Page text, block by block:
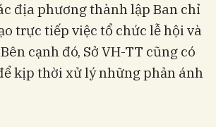
địa phương thành lập Ban chỉ
trực tiếp việc tổ chức lễ hội và
cạnh đó, Sở VH-TT cũng có
kịp thời xử lý những phản ánh